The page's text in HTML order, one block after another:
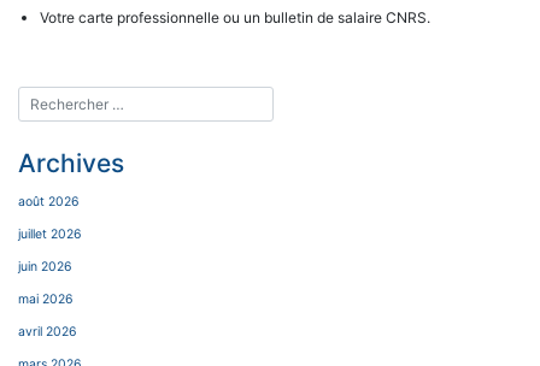
Votre carte professionnelle ou un bulletin de salaire CNRS.
Archives
août 2026
juillet 2026
juin 2026
mai 2026
avril 2026